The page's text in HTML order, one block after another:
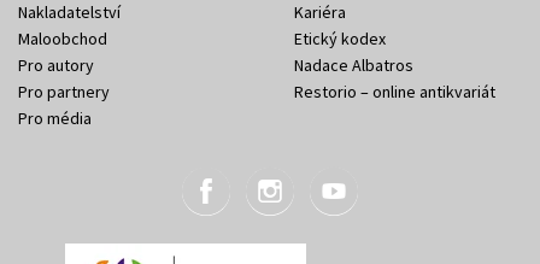
Nakladatelství
Maloobchod
Pro autory
Pro partnery
Pro média
Kariéra
Etický kodex
Nadace Albatros
Restorio – online antikvariát